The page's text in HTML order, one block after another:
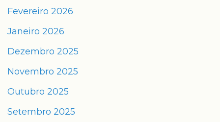
Fevereiro 2026
Janeiro 2026
Dezembro 2025
Novembro 2025
Outubro 2025
Setembro 2025